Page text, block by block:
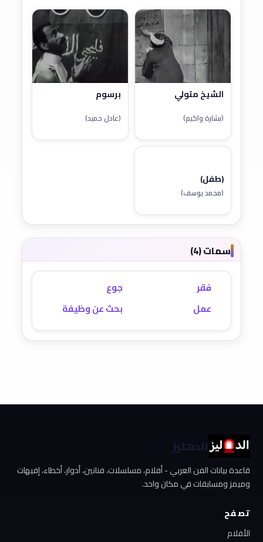
الشيخ متولي
(بشارة واكيم)
برسوم
(عادل حميد)
(طفل)
(محمد يوسف)
سمات (4)
فقر
جوع
عمل
بحث عن وظيفة
الدهليز
قاعدة بيانات الفن العربي - أفلام، مسلسلات، فنانين، أدوار، أخطاء، إفيهات
وميمز ومسابقات في مكان واحد.
تصفح
الأفلام